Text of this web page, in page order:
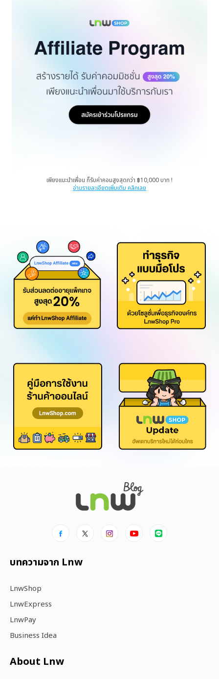
เพียงแนะนำเพื่อน ก็รับค่าคอมสูงสุดกว่า ฿10,000 บาท !
อ่านรายละเอียดเพิ่มเติม คลิกเลย
บทความจาก Lnw
LnwShop
LnwExpress
LnwPay
Business Idea
About Lnw​